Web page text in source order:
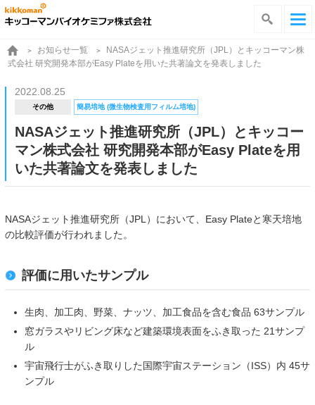
お知らせ一覧
NASAジェット推進研究所（JPL）とキッコーマン株
式会社 研究開発本部がEasy Plateを用いた共著論文を発表しました
2022.08.25
その他 簡易培地 (微生物検査用フィルム培地)
NASAジェット推進研究所（JPL）とキッコー
マン株式会社 研究開発本部がEasy Plateを用
いた共著論文を発表しました
NASAジェット推進研究所（JPL）において、Easy Plateと寒天培地
の比較評価が行われました。
評価に用いたサンプル
生肉、加工肉、野菜、ナッツ、加工食品を含む食品 63サンプル
窓ガラスやリビング床など建築環境表面をふき取った 21サンプ
ル
宇宙飛行士がふき取りした国際宇宙ステーション（ISS）内 45サ
ンプル